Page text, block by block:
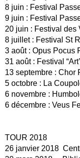
8 juin : Festival
9 juin : Festival
20 juin : Festival des
8 juillet : Festival St
3 août : Opus Pocus
31 août : Festival
13 septembre : Chor
5 octobre : La
6 novembre :
6 décembre : Veus
TOUR 2018
26 janvier 2018